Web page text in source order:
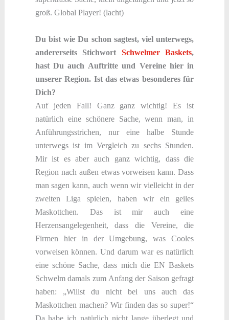
groß. Global Player! (lacht)
Du bist wie Du schon sagtest, viel unterwegs,
andererseits Stichwort Schwelmer Baskets,
hast Du auch Auftritte und Vereine hier in
unserer Region. Ist das etwas besonderes für
Dich?
Auf jeden Fall! Ganz ganz wichtig! Es ist
natürlich eine schönere Sache, wenn man, in
Anführungsstrichen, nur eine halbe Stunde
unterwegs ist im Vergleich zu sechs Stunden.
Mir ist es aber auch ganz wichtig, dass die
Region nach außen etwas vorweisen kann. Dass
man sagen kann, auch wenn wir vielleicht in der
zweiten Liga spielen, haben wir ein geiles
Maskottchen. Das ist mir auch eine
Herzensangelegenheit, dass die Vereine, die
Firmen hier in der Umgebung, was Cooles
vorweisen können. Und darum war es natürlich
eine schöne Sache, dass mich die EN Baskets
Schwelm damals zum Anfang der Saison gefragt
haben: „Willst du nicht bei uns auch das
Maskottchen machen? Wir finden das so super!“
Da habe ich natürlich nicht lange überlegt und